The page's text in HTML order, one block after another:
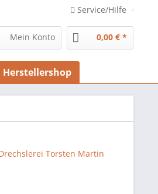
Service/Hilfe
Mein Konto 0,00 € *
Herstellershop